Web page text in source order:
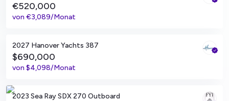
€520,000
von €3,089/Monat
2027 Hanover Yachts 387
$690,000
von $4,098/Monat
Fort Lauderdale, Florida
2023 Sea Ray SDX 270 Outboard
Miami, Florida